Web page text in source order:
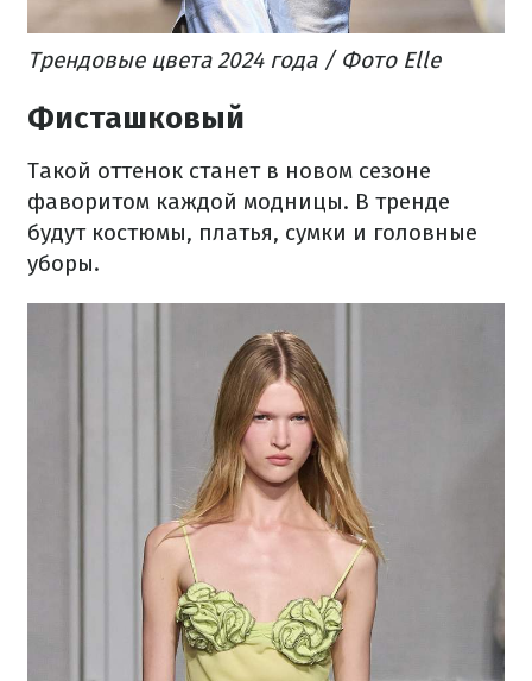
Трендовые цвета 2024 года / Фото Elle
Фисташковый
Такой оттенок станет в новом сезоне
фаворитом каждой модницы. В тренде
будут костюмы, платья, сумки и головные
уборы.